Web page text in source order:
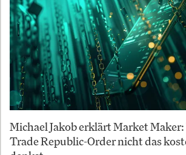
Michael Jakob erklärt Market
Trade Republic-Order nicht das